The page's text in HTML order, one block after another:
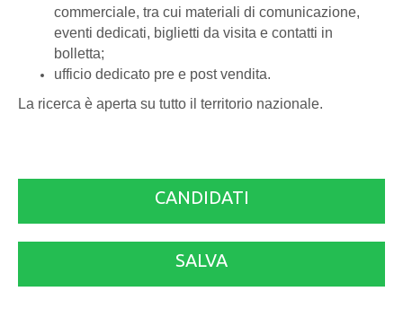
commerciale, tra cui materiali di comunicazione,
eventi dedicati, biglietti da visita e contatti in
bolletta;
ufficio dedicato pre e post vendita.
La ricerca è aperta su tutto il territorio nazionale.
CANDIDATI
SALVA